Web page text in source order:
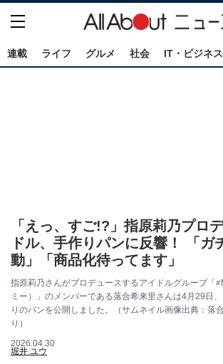
連載 ライフ グルメ 社会 IT・ビジネス
「えっ、すご!?」指原莉乃プロ
ドル、手作りパンに反響！ 「ガ
動」「商品化待ってます」
指原莉乃さんがプロデュースするアイドルグループ「
ミー）」のメンバーである落合希来里さんは4月29日
りのパンを公開しました。（サムネイル画像出典：落
り）
2026.04.30
堀井 ユウ